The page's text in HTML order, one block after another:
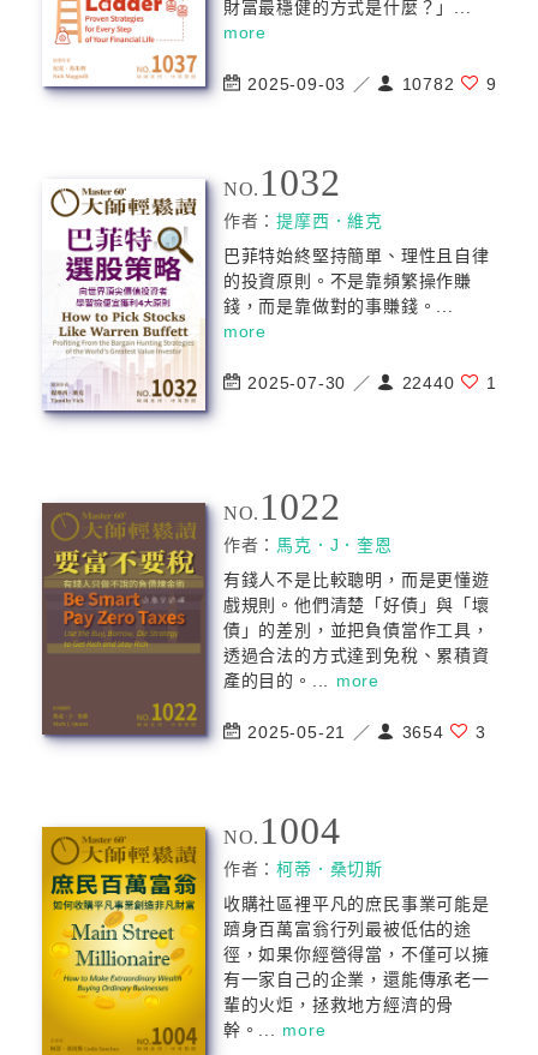
財富最穩健的方式是什麼？」...
more
2025-09-03 ／ 10782 9
NO. 1032
作者：提摩西．維克
巴菲特始終堅持簡單、理性且自律
的投資原則。不是靠頻繁操作賺
錢，而是靠做對的事賺錢。...
more
2025-07-30 ／ 22440 1
NO. 1022
作者： 馬克．J．奎恩
有錢人不是比較聰明，而是更懂遊
戲規則。他們清楚「好債」與「壞
債」的差別，並把負債當作工具，
透過合法的方式達到免稅、累積資
產的目的。... more
2025-05-21 ／ 3654 3
NO. 1004
作者：柯蒂．桑切斯
收購社區裡平凡的庶民事業可能是
躋身百萬富翁行列最被低估的途
徑，如果你經營得當，不僅可以擁
有一家自己的企業，還能傳承老一
輩的火炬，拯救地方經濟的骨
幹。... more